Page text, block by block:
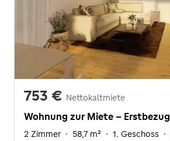
753 € Nettokaltmiete
Wohnung zur Miete - Erstbezug
2 Zimmer · 58,7 m² · 1. Geschoss ·